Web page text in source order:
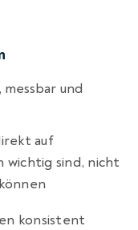
und
auf
wichtig sind, nicht
konsistent